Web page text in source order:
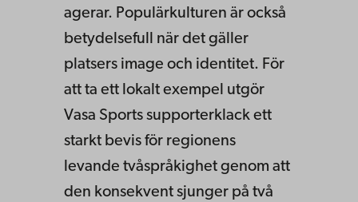
agerar. Populärkulturen är också
betydelsefull när det gäller
platsers image och identitet. För
att ta ett lokalt exempel utgör
Vasa Sports supporterklack ett
starkt bevis för regionens
levande tvåspråkighet genom att
den konsekvent sjunger på två